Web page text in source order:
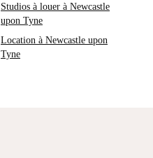
Studios à louer à Newcastle
upon Tyne
Location à Newcastle upon
Tyne